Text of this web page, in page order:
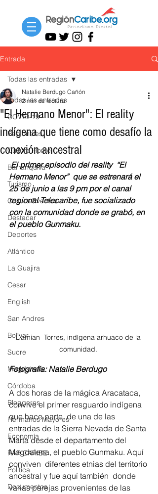
Entrada
Todas las entradas
COVID-19
Regionales
Cultura Home
Barranquilla
Turismo
Cultura Eventos
Destacar
Deportes
Atlántico
La Guajira
Cesar
English
San Andres
Bolívar
Sucre
Magdalena
Córdoba
Bloggeros
Hermanos Mayores
Economía
RAP CARIBE
Política
Documentos
Todas las entradas
"El Hermano Menor": El reality
indígena que tiene como desafío la
conexión ancestral
Natalie Berdugo Cañón
2 min de lectura
El primer episodio del reality  “El
Hermano Menor”  que se estrenará el
25 de junio a las 9 pm por el canal
regional Telecaribe, fue socializado
con la comunidad donde se grabó, en
el pueblo Gunmaku.
Damian  Torres, indígena arhuaco de la
comunidad.
Fotografía: Natalie Berdugo
A dos horas de la mágica Aracataca,
convive el primer resguardo indígena
que hace parte  de una de las
entradas de la Sierra Nevada de Santa
Marta desde el departamento del
Magdalena, el pueblo Gunmaku. Aquí
conviven  diferentes etnias del territorio
ancestral y fue aquí también  donde
varias parejas provenientes de las